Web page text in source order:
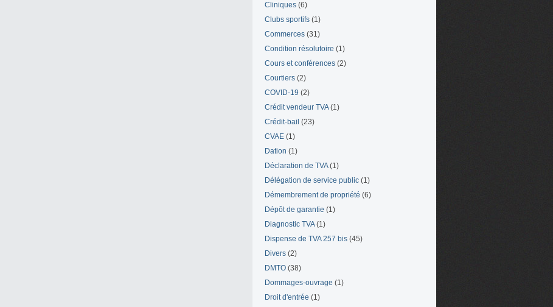
Cliniques (6)
Clubs sportifs (1)
Commerces (31)
Condition résolutoire (1)
Cours et conférences (2)
Courtiers (2)
COVID-19 (2)
Crédit vendeur TVA(1)
Crédit-bail (23)
CVAE (1)
Dation (1)
Déclaration de TVA(1)
Délégation de service public (1)
Démembrement de propriété (6)
Dépôt de garantie (1)
Diagnostic TVA(1)
Dispense de TVA 257 bis (45)
Divers (2)
DMTO (38)
Dommages-ouvrage (1)
Droit d'entrée (1)